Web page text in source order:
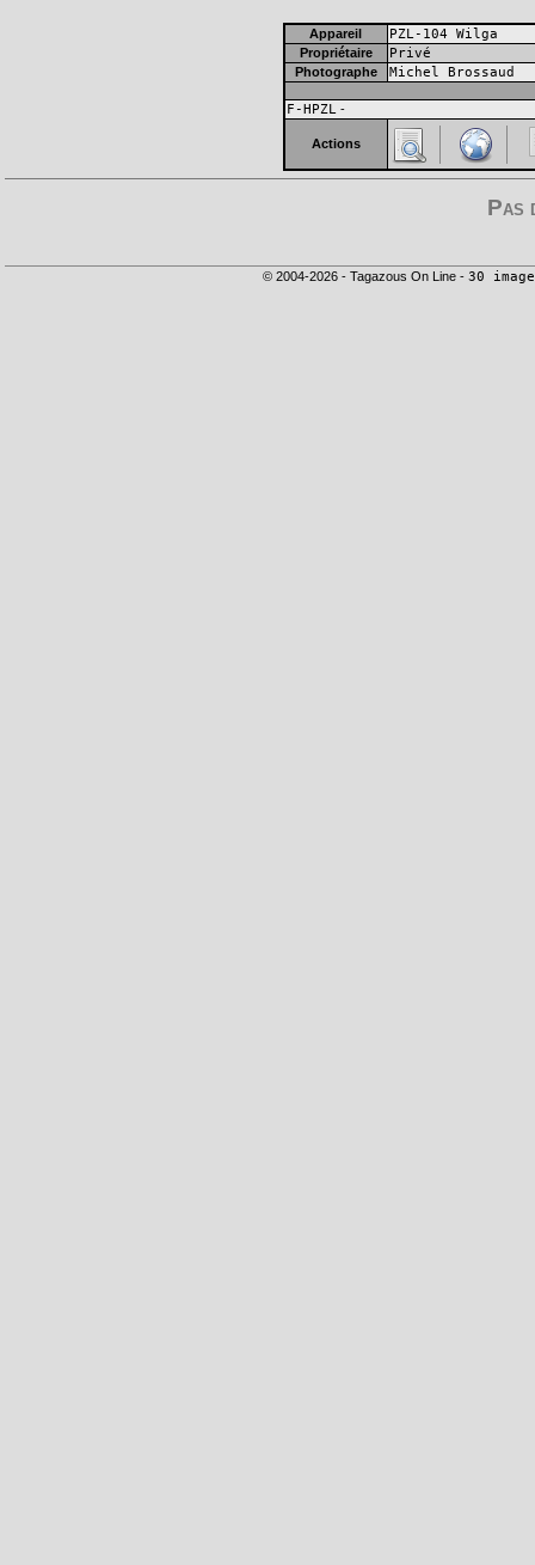
Appareil PZL-104 Wilga
Propriétaire Privé
Photographe Michel Brossaud
F-HPZL -
Actions
Pas
© 2004-2026 - Tagazous On Line - 30